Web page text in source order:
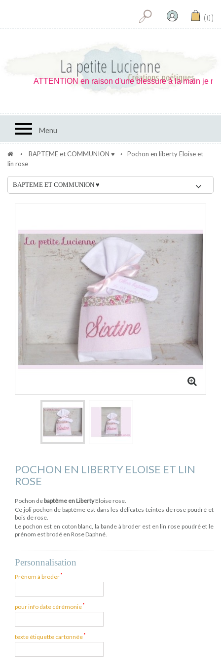
0
Toggle navigation
Menu
ATTENTION en raison d'une blessure à la main je ne
BAPTEME et COMMUNION ♥
Pochon en liberty Eloise et
lin rose
BAPTEME ET COMMUNION ♥
POCHON EN LIBERTY ELOISE ET LIN
ROSE
Pochon de baptême en LibertyEloise rose.
Ce joli pochon de baptême est dans les délicates teintes de rose poudré et
bois de rose.
Le pochon est en coton blanc, la bande à broder est en lin rose poudré et le
prénom est brodé en Rose Daphné.
Personnalisation
Prénom à broder*
pour info date cérémonie*
texte étiquette cartonnée*